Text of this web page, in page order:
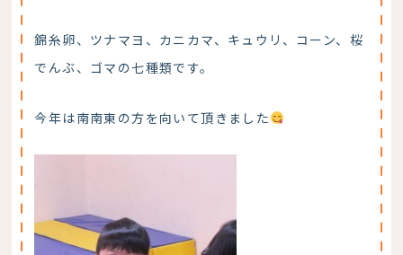
錦糸卵、ツナマヨ、カニカマ、キュウリ、コーン、桜
でんぶ、ゴマの七種類です。
今年は南南東の方を向いて頂きました